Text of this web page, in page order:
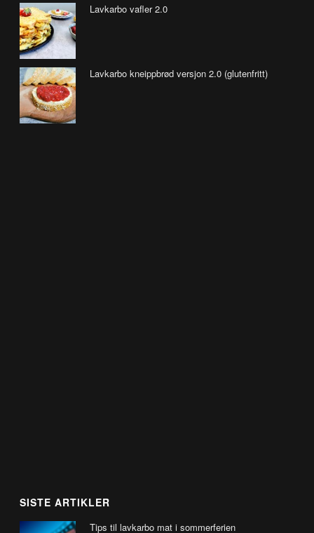
Lavkarbo vafler 2.0
Lavkarbo kneippbrød versjon 2.0 (glutenfritt)
SISTE ARTIKLER
Tips til lavkarbo mat i sommerferien